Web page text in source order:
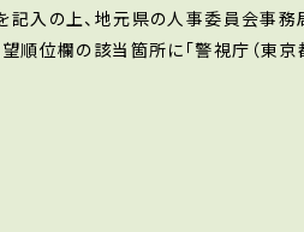
入の上、地元県の人事委員会事務
順位欄の該当箇所に「警視庁（東京都